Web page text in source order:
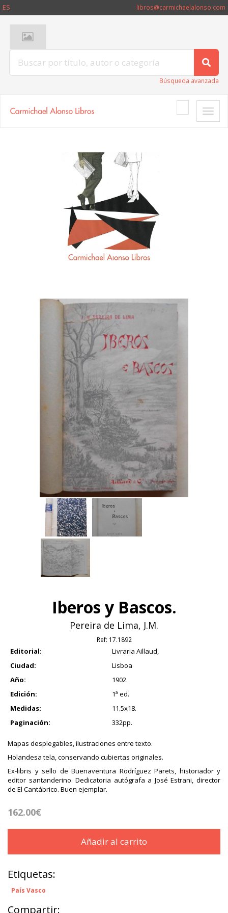
ES libros@carmichaelalonso.com
Búsqueda avanzada
Toggle
Iberos y Bascos.
Pereira de Lima, J.M.
Ref: 17.1892
Editorial:
Livraria Aillaud,
Ciudad:
Lisboa
Año:
1902.
Edición:
1ª ed.
Medidas:
11.5x18.
Paginación:
332pp.
Mapas desplegables, ilustraciones entre texto.
Holandesa tela, conservando cubiertas originales.
Ex-libris y sello de Buenaventura Rodríguez Parets, historiador y
editor santanderino. Dedicatoria autógrafa a José Estrani, director
de El Cantábrico. Buen ejemplar.
162.00€
Añadir al carrito
Etiquetas:
País Vasco
Compartir: